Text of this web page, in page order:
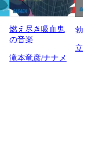
燃え尽き吸血鬼
の音楽
滝本竜彦/ナナメ
勃
立